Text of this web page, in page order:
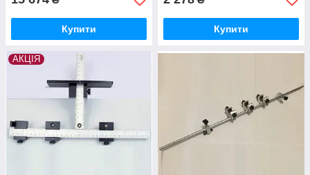
Купити Купити
АКЦІЯ